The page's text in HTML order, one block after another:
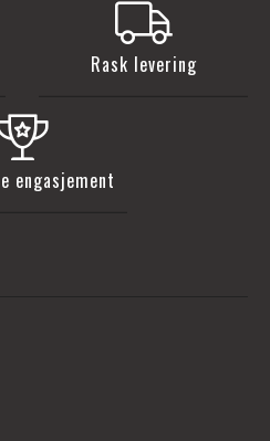
Rask levering
engasjement